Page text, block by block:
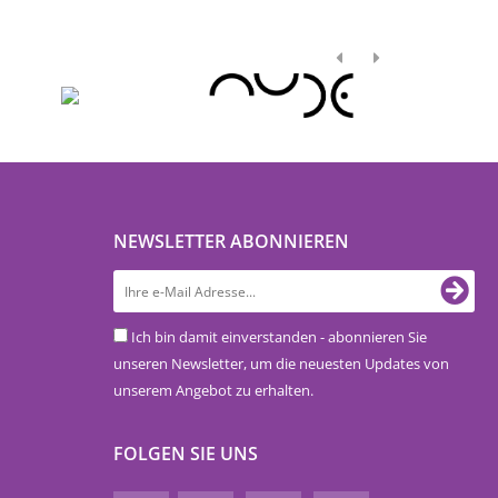
NEWSLETTER ABONNIEREN
Ich bin damit einverstanden - abonnieren Sie
unseren Newsletter, um die neuesten Updates von
unserem Angebot zu erhalten.
FOLGEN SIE UNS